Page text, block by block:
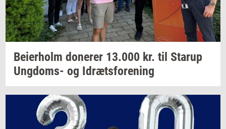
Bei­er­holm do­ne­rer 13.000 kr. til Starup
Ungdoms-​ og Idræts­for­e­ning